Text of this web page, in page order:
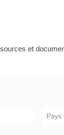
et
Pays